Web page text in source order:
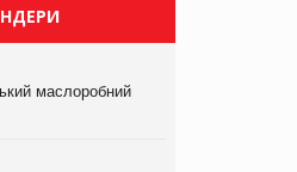
маслоробний